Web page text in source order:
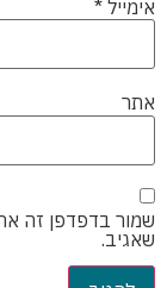
אימייל *
אתר
שמור בדפדפן זה
שאגיב.